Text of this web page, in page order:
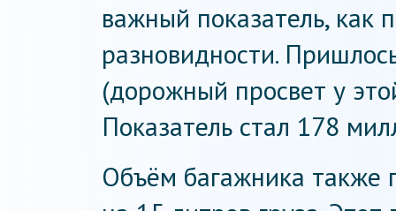
важный показатель, как
разновидности.
(дорожный просвет у
Показатель стал 178
Объём багажника также